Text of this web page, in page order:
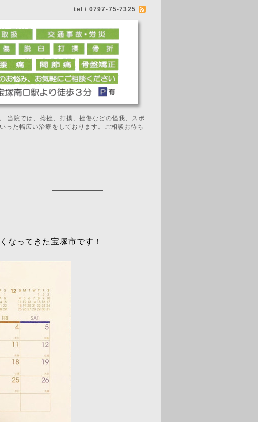
tel / 0797-75-7325
当院では、捻挫、打撲、挫傷などの怪我、スポ
った幅広い治療をしております。ご相談お待ち
なってきた宝塚市です！